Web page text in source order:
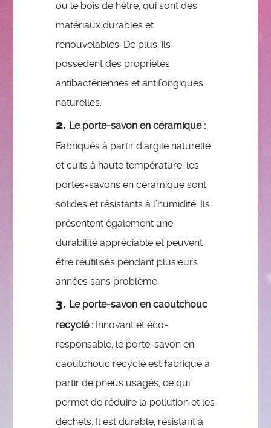
ou le bois de hêtre, qui sont des
matériaux durables et
renouvelables. De plus, ils
possèdent des propriétés
antibactériennes et antifongiques
naturelles.
Le porte-savon en céramique :
Fabriqués à partir d’argile naturelle
et cuits à haute température, les
portes-savons en céramique sont
solides et résistants à l’humidité. Ils
présentent également une
durabilité appréciable et peuvent
être réutilisés pendant plusieurs
années sans problème.
Le porte-savon en caoutchouc
recyclé : Innovant et éco-
responsable, le porte-savon en
caoutchouc recyclé est fabriqué à
partir de pneus usagés, ce qui
permet de réduire la pollution et les
déchets. Il est durable, résistant à